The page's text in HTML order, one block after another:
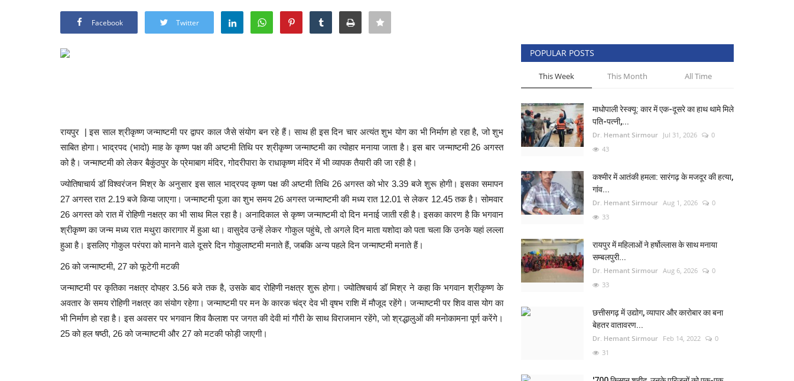
Facebook Twitter
रायपुर | इस साल श्रीकृष्ण जन्माष्टमी पर द्वापर काल जैसे संयोग बन रहे हैं। साथ ही इस दिन चार अत्यंत शुभ योग का भी निर्माण हो रहा है, जो शुभ
साबित होगा। भाद्रपद (भादो) माह के कृष्ण पक्ष की अष्टमी तिथि पर श्रीकृष्ण जन्माष्टमी का त्योहार मनाया जाता है। इस बार जन्माष्टमी 26 अगस्त
को है। जन्माष्टमी को लेकर बैकुंठपुर के प्रेमाबाग मंदिर, गोदरीपारा के राधाकृष्ण मंदिर में भी व्यापक तैयारी की जा रही है।
ज्योतिषाचार्य डॉ विश्वरंजन मिश्र के अनुसार इस साल भाद्रपद कृष्ण पक्ष की अष्टमी तिथि 26 अगस्त को भाेर 3.39 बजे शुरू होगी। इसका समापन
27 अगस्त रात 2.19 बजे किया जाएगा। जन्माष्टमी पूजा का शुभ समय 26 अगस्त जन्माष्टमी की मध्य रात 12.01 से लेकर 12.45 तक है। सोमवार
26 अगस्त को रात में रोहिणी नक्षत्र का भी साथ मिल रहा है। अनादिकाल से कृष्ण जन्माष्टमी दो दिन मनाई जाती रही है। इसका कारण है कि भगवान
श्रीकृष्ण का जन्म मध्य रात मथुरा कारागार में हुआ था। वासुदेव उन्हें लेकर गोकुल पहुंचे, तो अगले दिन माता यशोदा को पता चला कि उनके यहां लल्ला
हुआ है। इसलिए गोकुल परंपरा को मानने वाले दूसरे दिन गोकुलाष्टमी मनाते हैं, जबकि अन्य पहले दिन जन्माष्टमी मनाते हैं।
26 को जन्माष्टमी, 27 को फूटेगी मटकी
जन्माष्टमी पर कृतिका नक्षत्र दोपहर 3.56 बजे तक है, उसके बाद रोहिणी नक्षत्र शुरू होगा। ज्योतिषचार्य डॉ मिश्र ने कहा कि भगवान श्रीकृष्ण के
अवतार के समय रोहिणी नक्षत्र का संयोग रहेगा। जन्माष्टमी पर मन के कारक चंद्र देव भी वृषभ राशि में मौजूद रहेंगे। जन्माष्टमी पर शिव वास योग का
भी निर्माण हो रहा है। इस अवसर पर भगवान शिव कैलाश पर जगत की देवी मां गौरी के साथ विराजमान रहेंगे, जो श्रद्धालुओं की मनोकामना पूर्ण करेंगे।
25 को हल षष्ठी, 26 को जन्माष्टमी और 27 को मटकी फोड़ी जाएगी।
POPULAR POSTS
This Week This Month All Time
माधोपाली रेस्क्यू: कार में एक-दूसरे का हाथ थामे मिले
पति-पत्नी,...
Dr. Hemant Sirmour Jul 31, 2026
0
43
कश्मीर में आतंकी हमला: सारंगढ़ के मजदूर की हत्या,
गांव...
Dr. Hemant Sirmour Aug 1, 2026
0
33
रायपुर में महिलाओं ने हर्षोल्लास के साथ मनाया
सम्बलपुरी...
Dr. Hemant Sirmour Aug 6, 2026
0
33
छत्तीसगढ़ में उद्योग, व्यापार और कारोबार का बना
बेहतर वातावरण...
Dr. Hemant Sirmour Feb 14, 2022
0
31